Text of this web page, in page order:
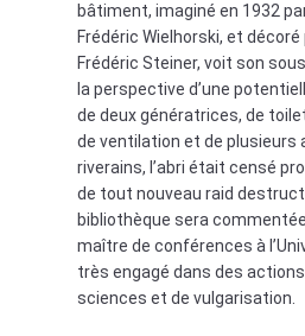
bâtiment, imaginé en 1932
Frédéric Wielhorski, et
Frédéric Steiner, voit son
la perspective d’une
de deux génératrices, de
de ventilation et de plusieurs
riverains, l’abri était censé
de tout nouveau raid
bibliothèque sera
maître de conférences à
très engagé dans des
sciences et de vulgarisation.